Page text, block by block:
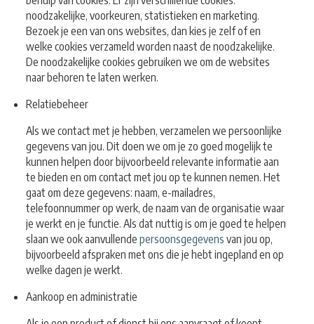
noodzakelijke, voorkeuren, statistieken en marketing.
Bezoek je een van ons websites, dan kies je zelf of en
welke cookies verzameld worden naast de noodzakelijke.
De noodzakelijke cookies gebruiken we om de websites
naar behoren te laten werken.
Relatiebeheer
Als we contact met je hebben, verzamelen we persoonlijke
gegevens van jou. Dit doen we om je zo goed mogelijk te
kunnen helpen door bijvoorbeeld relevante informatie aan
te bieden en om contact met jou op te kunnen nemen. Het
gaat om deze gegevens: naam, e-mailadres,
telefoonnummer op werk, de naam van de organisatie waar
je werkt en je functie. Als dat nuttig is om je goed te helpen
slaan we ook aanvullende persoonsgegevens van jou op,
bijvoorbeeld afspraken met ons die je hebt ingepland en op
welke dagen je werkt.
Aankoop en administratie